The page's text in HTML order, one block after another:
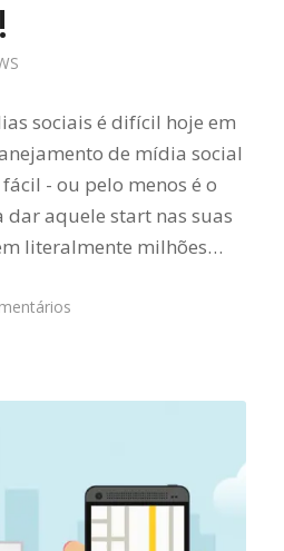
sociais é difícil hoje em
de mídia social
- ou pelo menos é o
aquele start nas suas
literalmente milhões…